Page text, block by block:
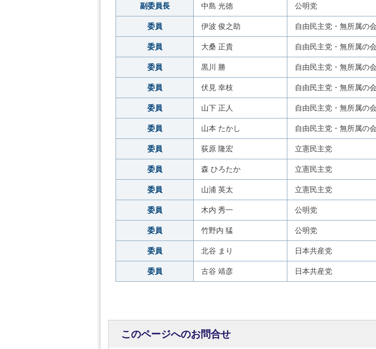
副委員長 中島 光徳 公明党
委員 伊波 俊之助 自由民主党・無所属の会
委員 大桑 正貴 自由民主党・無所属の会
委員 黒川 勝 自由民主党・無所属の会
委員 伏見 幸枝 自由民主党・無所属の会
委員 山下 正人 自由民主党・無所属の会
委員 山本 たかし 自由民主党・無所属の会
委員 荻原 隆宏 立憲民主党
委員 森 ひろたか 立憲民主党
委員 山浦 英太 立憲民主党
委員 木内 秀一 公明党
委員 竹野内 猛 公明党
委員 北谷 まり 日本共産党
委員 古谷 靖彦 日本共産党
このページへのお問合せ